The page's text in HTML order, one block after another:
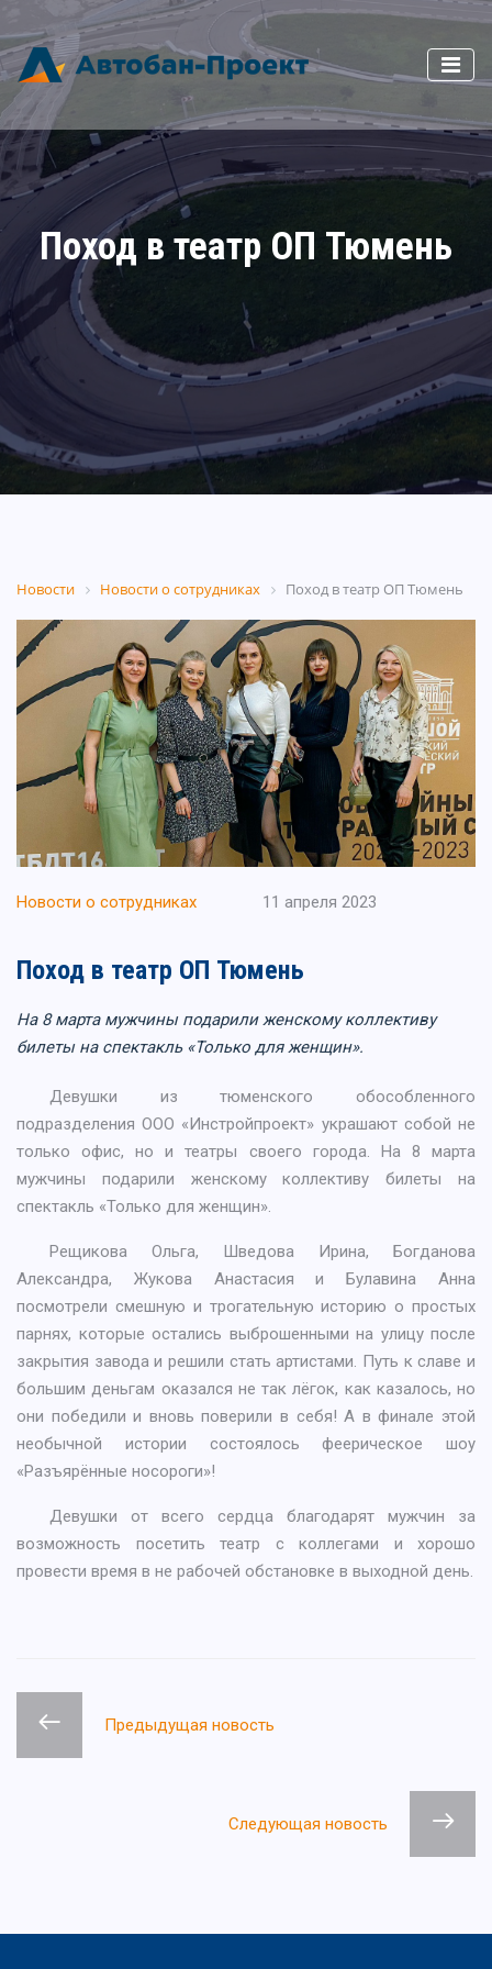
Поход в театр ОП Тюмень
Новости Новости о сотрудниках Поход в театр ОП Тюмень
Новости о сотрудниках 11 апреля 2023
Поход в театр ОП Тюмень
На 8 марта мужчины подарили женскому коллективу
билеты на спектакль «Только для женщин».
Девушки из тюменского обособленного
подразделения ООО «Инстройпроект» украшают собой не
только офис, но и театры своего города. На 8 марта
мужчины подарили женскому коллективу билеты на
спектакль «Только для женщин».
Рещикова Ольга, Шведова Ирина, Богданова
Александра, Жукова Анастасия и Булавина Анна
посмотрели смешную и трогательную историю о простых
парнях, которые остались выброшенными на улицу после
закрытия завода и решили стать артистами. Путь к славе и
большим деньгам оказался не так лёгок, как казалось, но
они победили и вновь поверили в себя! А в финале этой
необычной истории состоялось феерическое шоу
«Разъярённые носороги»!
Девушки от всего сердца благодарят мужчин за
возможность посетить театр с коллегами и хорошо
провести время в не рабочей обстановке в выходной день.
Предыдущая новость
Следующая новость